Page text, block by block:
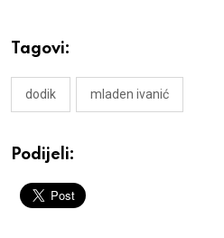
Tagovi:
dodik mladen ivanić
Podijeli: